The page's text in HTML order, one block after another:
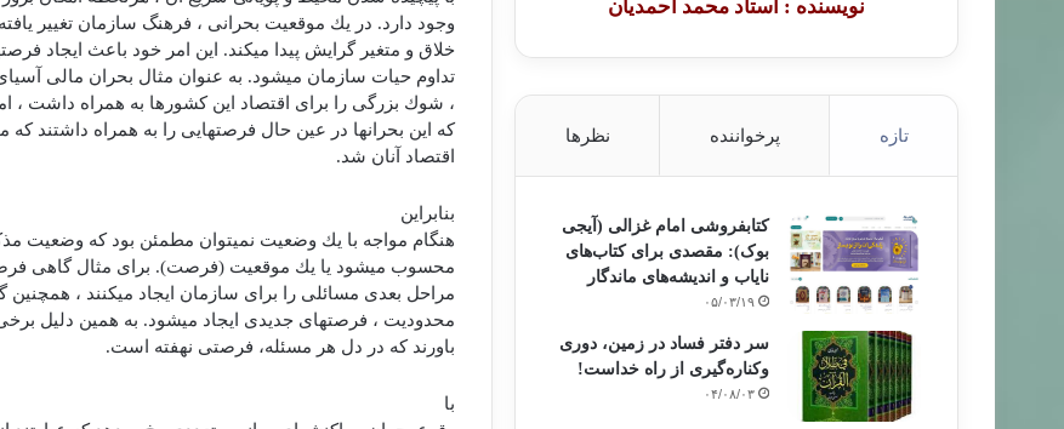
وجود دارد. در یك موقعیت بحرانی ، فرهنگ سازمان تغییر
خلاق و متغیر گرایش پیدا می‏كند. این امر خود باعث ایجاد
تداوم حیات سازمان می‏شود. به عنوان مثال بحران مالی
، شوك بزرگی را برای اقتصاد این كشورها به همراه داشت ،
كه این بحران‏ها در عین حال فرصت‏هایی را به همراه داشتند كه
اقتصاد آنان شد.
بنابراین
هنگام مواجه با یك وضعیت نمی‏توان مطمئن بود كه وضعیت
محسوب می‏شود یا یك موقعیت (فرصت). برای مثال گاهی
مراحل بعدی مسائلی را برای سازمان ایجاد می‏كنند ، همچنین
محدودیت ، فرصت‏های جدیدی ایجاد می‏شود. به همین دلیل برخی
باورند كه در دل هر مسئله، فرصتی نهفته است.
با
نویسنده : استاد محمد احمدیان
تازه پرخواننده نظرها
کتابفروشی امام غزالی (آیجی
بوک): مقصدی برای کتاب‌های
نایاب و اندیشه‌های ماندگار
۰۵/۰۳/۱۹
سر دفتر فساد در زمین‌، دوری
وکناره‌گیری از راه خداست‌!
۰۴/۰۸/۰۳